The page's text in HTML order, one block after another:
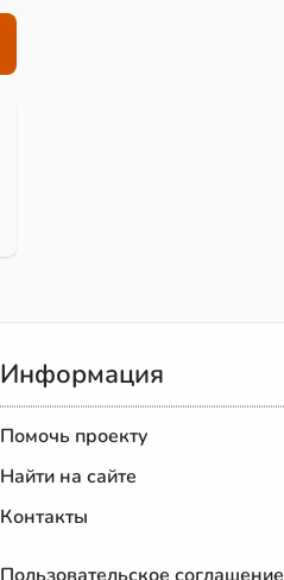
Информация
Помочь проекту
Найти на сайте
Контакты